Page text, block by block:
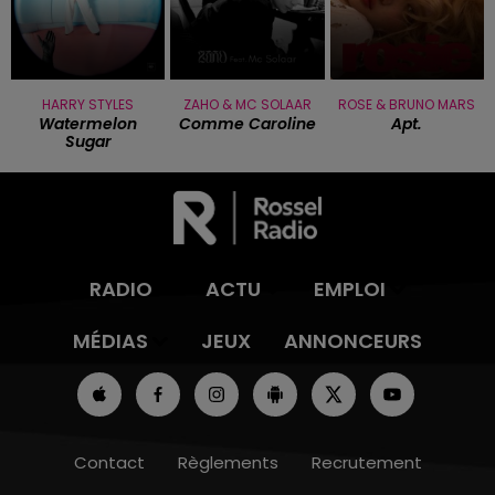
HARRY STYLES
Watermelon
Sugar
ZAHO & MC SOLAAR
Comme Caroline
ROSE & BRUNO MARS
Apt.
RADIO ACTU
EMPLOI
MÉDIAS
JEUX ANNONCEURS
Contact Règlements Recrutement